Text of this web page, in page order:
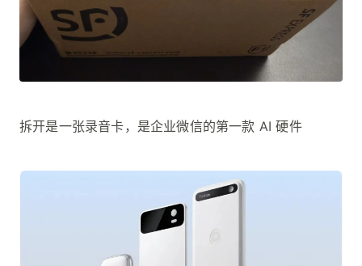
拆开是一张录音卡，是企业微信的第一款 AI 硬件